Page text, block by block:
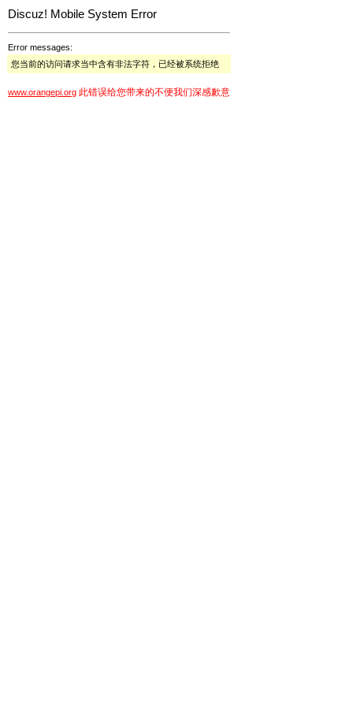
Discuz! Mobile System Error
Error messages:
您当前的访问请求当中含有非法字符，已经被系统拒绝
www.orangepi.org 此错误给您带来的不便我们深感歉意